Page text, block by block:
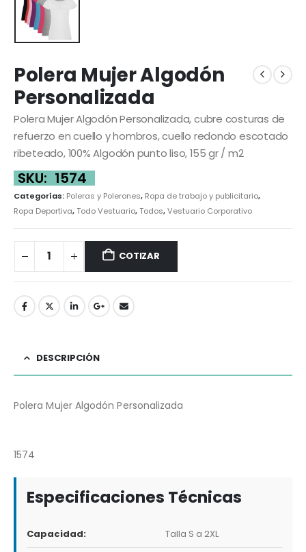
Polera Mujer Algodón
Personalizada
Polera Mujer Algodón Personalizada, cubre costuras de
refuerzo en cuello y hombros, cuello redondo escotado
ribeteado, 100% Algodón punto liso, 155 gr / m2
SKU: 1574
Categorías: Poleras y Polerones, Ropa de trabajo y publicitario,
Ropa Deportiva,Todo Vestuario,Todos,Vestuario Corporativo
COTIZAR
DESCRIPCIÓN
Polera Mujer Algodón Personalizada
1574
Especificaciones Técnicas
Capacidad: Talla S a 2XL